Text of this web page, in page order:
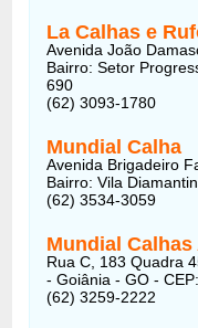
La Calhas e
Avenida João
Bairro: Setor
690
(62) 3093-1780
Mundial Calha
Avenida Brigadeiro
Bairro: Vila
(62) 3534-3059
Mundial Calhas
Rua C, 183 Quadra
- Goiânia - GO -
(62) 3259-2222